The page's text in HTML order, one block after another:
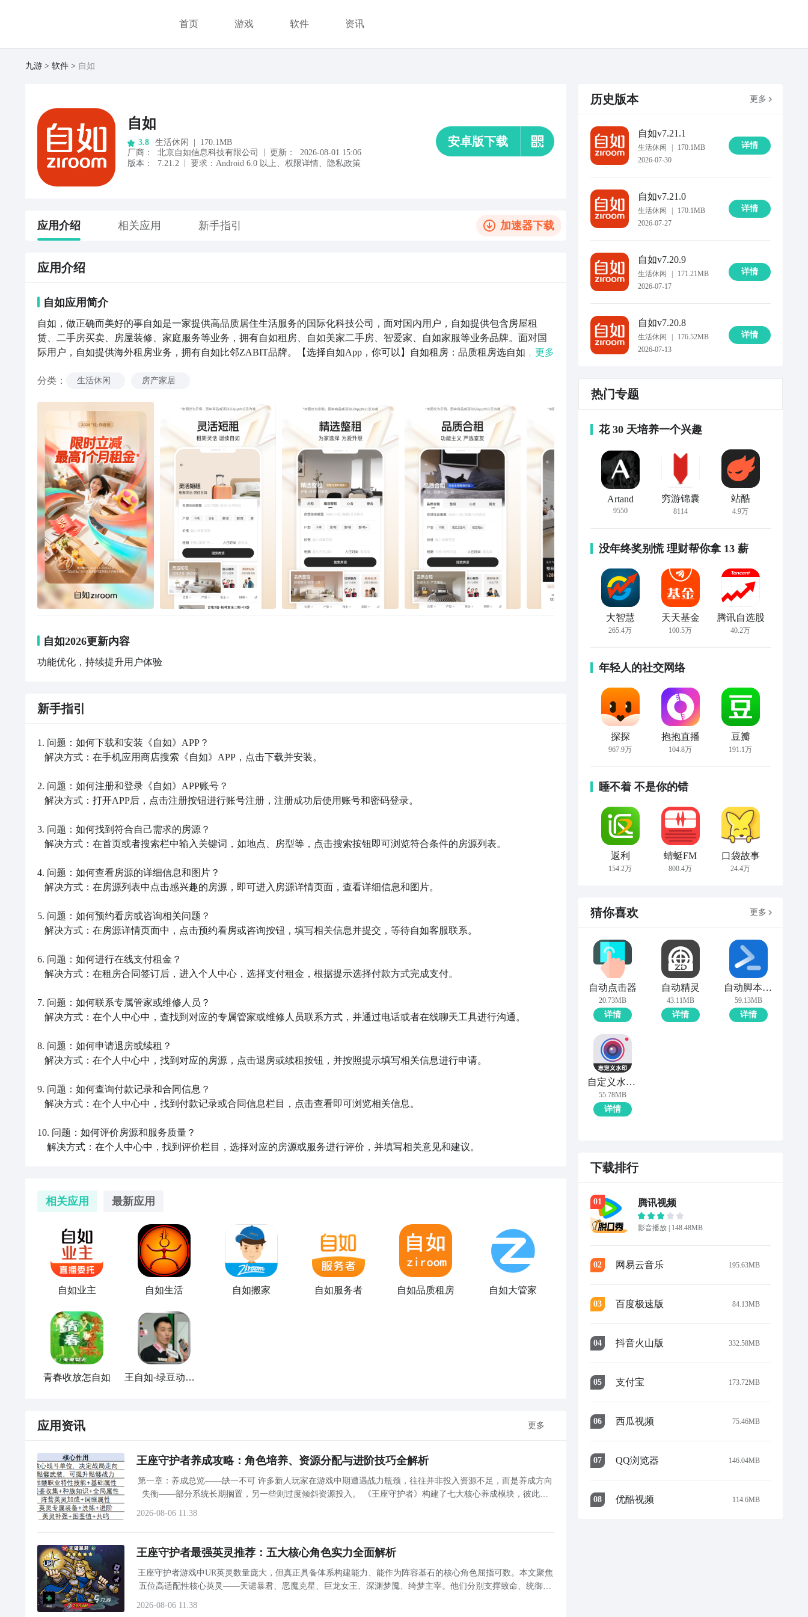
首页 游戏 软件 资讯
九游 软件 自如
自如
3.8 生活休闲
170.1MB
厂商 ： 北京自如信息科技有限公司 更新：
2026-08-01 15:06
版本：
7.21.2 要求： Android 6.0 以上、 权限详情、 隐私政策
安卓版下载
应用介绍 相关应用 新手指引 加速器下载
应用介绍
自如应用简介
自如，做正确而美好的事自如是一家提供高品质居住生活服务的国际化科技公司，面对国内用户，自如提供包含房屋租
赁、二手房买卖、房屋装修、家庭服务等业务，拥有自如租房、自如美家二手房、智爱家、自如家服等业务品牌。面对国
际用户，自如提供海外租房业务，拥有自如比邻ZABIT品牌。【选择自如App，你可以】自如租房：品质租房选自如，专业
500万次租客的选择。发展至今，自如业务已覆盖全球30余个城市。自如租房旗下拥有包括合租、整租、心舍、曼舍等分散
房屋交易全新模式，以客业单边服务，严选品质好房，买房佣金五折让房屋买卖更轻松。通过焕新好房、清水好房、心舍
好房三个产品，结合智能技术整合的柔性设计与交付供应链，让业主售卖的房子更好、更美、更智能。客户也不仅仅是购
买一套二手房，而是轻松拥有一个美好新家。
更多
分类 ： 生活休闲 房产家居
自如2026更新内容
功能优化，持续提升用户体验
新手指引
1. 问题：如何下载和安装《自如》APP？
2. 问题：如何注册和登录《自如》APP账号？
3. 问题：如何找到符合自己需求的房源？
4. 问题：如何查看房源的详细信息和图片？
5. 问题：如何预约看房或咨询相关问题？
6. 问题：如何进行在线支付租金？
7. 问题：如何联系专属管家或维修人员？
8. 问题：如何申请退房或续租？
9. 问题：如何查询付款记录和合同信息？
10. 问题：如何评价房源和服务质量？
    解决方式：在个人中心中，找到评价栏目，选择对应的房源或服务进行评价，并填写相关意见和建议。
相关应用 最新应用
自如业主 自如生活 自如搬家 自如服务者 自如品质租房 自如大管家
青春收放怎自如 王自如-绿豆动态壁纸
应用资讯 更多
王座守护者养成攻略：角色培养、资源分配与进阶技巧全解析
第一章：养成总览——缺一不可 许多新人玩家在游戏中期遭遇战力瓶颈，往往并非投入资源不足，而是养成方向
失衡——部分系统长期搁置，另一些则过度倾斜资源投入。 《王座守护者》构建了七大核心养成模块，彼此协
2026-08-06 11:38
王座守护者最强英灵推荐：五大核心角色实力全面解析
王座守护者游戏中UR英灵数量庞大，但真正具备体系构建能力、能作为阵容基石的核心角色屈指可数。本文聚焦
五位高适配性核心英灵——天谴暴君、恶魔克星、巨龙女王、深渊梦魇、绮梦主宰。他们分别支撑致命、统御、
2026-08-06 11:38
历史版本 更多
自如v7.21.1
生活休闲
170.1MB
2026-07-30
详情
自如v7.21.0
生活休闲
170.1MB
2026-07-27
详情
自如v7.20.9
生活休闲
171.21MB
2026-07-17
详情
自如v7.20.8
生活休闲
176.52MB
2026-07-13
详情
热门专题
花 30 天培养一个兴趣
Artand
9550
穷游锦囊
8114
站酷
4.9万
没年终奖别慌 理财帮你拿 13 薪
大智慧
265.4万
天天基金
100.5万
腾讯自选股
40.2万
年轻人的社交网络
探探
967.9万
抱抱直播
104.8万
豆瓣
191.1万
睡不着 不是你的错
返利
154.2万
蜻蜓FM
800.4万
口袋故事
24.4万
猜你喜欢 更多
自动点击器
20.73MB
详情
自动精灵
43.11MB
详情
自动脚本精灵
59.13MB
详情
自定义水印相机
55.78MB
详情
下载排行
01 腾讯视频
影音播放 | 148.48MB
02 网易云音乐 195.63MB
03 百度极速版 84.13MB
04 抖音火山版 332.58MB
05 支付宝 173.72MB
06 西瓜视频 75.46MB
07 QQ浏览器 146.04MB
08 优酷视频 114.6MB